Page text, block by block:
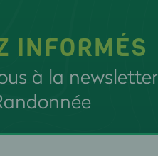
INFORMÉS
à la newsletter